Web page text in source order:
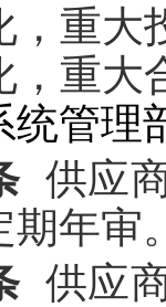
，重大
，重大
统管理
供应
期年审
供应